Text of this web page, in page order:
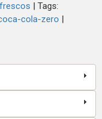
| Tags:
cola-zero |